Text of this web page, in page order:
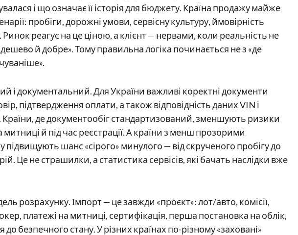
і що означає її історія для бюджету. Країна продажу майже
пробіги, дорожні умови, сервісну культуру, ймовірність
реагує на це ціною, а клієнт — нервами, коли реальність не
й добре». Тому правильна логіка починається не з «де
і документальний. Для України важливі коректні документи
підтвердження оплати, а також відповідність даних VIN і
Країни, де документообіг стандартизований, зменшують ризики
й під час реєстрації. А країни з менш прозорими
шанс «сірого» минулого — від скрученого пробігу до
Це не страшилки, а статистика сервісів, які бачать наслідки вже
розрахунку. Імпорт — це завжди «проєкт»: лот/авто, комісії,
платежі на митниці, сертифікація, перша постановка на облік,
до безпечного стану. У різних країнах по-різному «заховані»